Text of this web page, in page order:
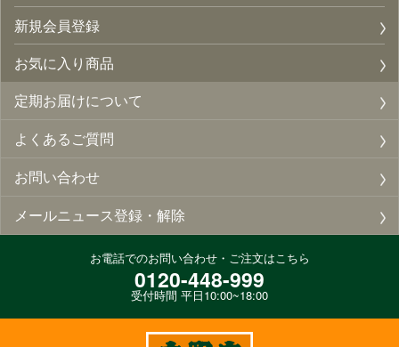
新規会員登録
お気に入り商品
定期お届けについて
よくあるご質問
お問い合わせ
メールニュース登録・解除
お電話でのお問い合わせ・ご注文はこちら
0120-448-999
受付時間 平日10:00~18:00